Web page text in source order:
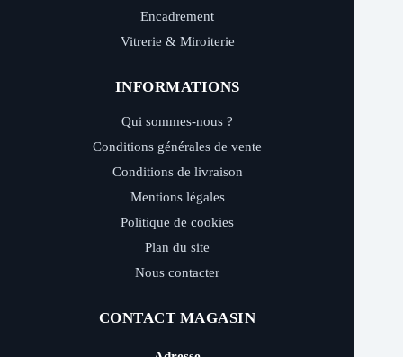
Encadrement
Vitrerie & Miroiterie
INFORMATIONS
Qui sommes-nous ?
Conditions générales de vente
Conditions de livraison
Mentions légales
Politique de cookies
Plan du site
Nous contacter
CONTACT MAGASIN